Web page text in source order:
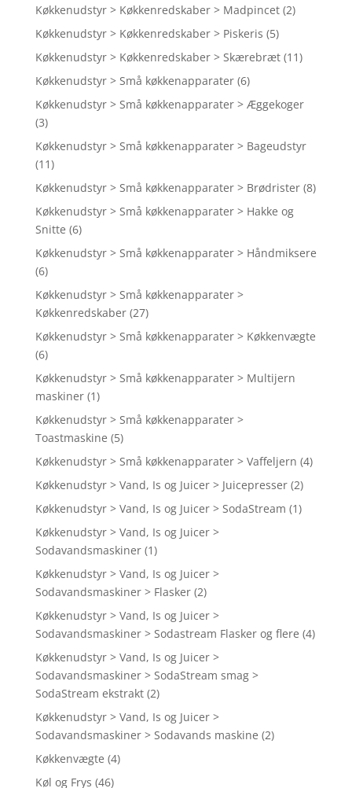
Køkkenudstyr > Køkkenredskaber > Madpincet (2)
Køkkenudstyr > Køkkenredskaber > Piskeris (5)
Køkkenudstyr > Køkkenredskaber > Skærebræt (11)
Køkkenudstyr > Små køkkenapparater (6)
Køkkenudstyr > Små køkkenapparater > Æggekoger
(3)
Køkkenudstyr > Små køkkenapparater > Bageudstyr
(11)
Køkkenudstyr > Små køkkenapparater > Brødrister (8)
Køkkenudstyr > Små køkkenapparater > Hakke og
Snitte (6)
Køkkenudstyr > Små køkkenapparater > Håndmiksere
(6)
Køkkenudstyr > Små køkkenapparater >
Køkkenredskaber (27)
Køkkenudstyr > Små køkkenapparater > Køkkenvægte
(6)
Køkkenudstyr > Små køkkenapparater > Multijern
maskiner (1)
Køkkenudstyr > Små køkkenapparater >
Toastmaskine (5)
Køkkenudstyr > Små køkkenapparater > Vaffeljern (4)
Køkkenudstyr > Vand, Is og Juicer > Juicepresser (2)
Køkkenudstyr > Vand, Is og Juicer > SodaStream (1)
Køkkenudstyr > Vand, Is og Juicer >
Sodavandsmaskiner (1)
Køkkenudstyr > Vand, Is og Juicer >
Sodavandsmaskiner > Flasker (2)
Køkkenudstyr > Vand, Is og Juicer >
Sodavandsmaskiner > Sodastream Flasker og flere (4)
Køkkenudstyr > Vand, Is og Juicer >
Sodavandsmaskiner > SodaStream smag >
SodaStream ekstrakt (2)
Køkkenudstyr > Vand, Is og Juicer >
Sodavandsmaskiner > Sodavands maskine (2)
Køkkenvægte (4)
Køl og Frys (46)